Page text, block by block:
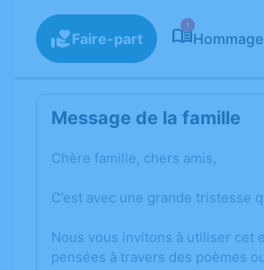
Faire-part
1
Message de la famille
Chère famille, chers amis,
C’est avec une grande tristesse
Nous vous invitons à utiliser cet
pensées à travers des poèmes